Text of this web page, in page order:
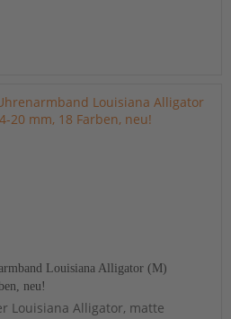
Louisiana Alligator (M)
neu!
Louisiana Alligator, matte